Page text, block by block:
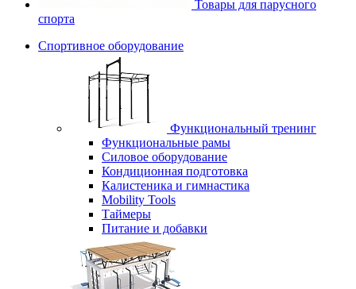
Товары для парусного
спорта
Спортивное оборудование
Функциональный тренинг
Функциональные рамы
Силовое оборудование
Кондиционная подготовка
Калистеника и гимнастика
Mobility Tools
Таймеры
Питание и добавки